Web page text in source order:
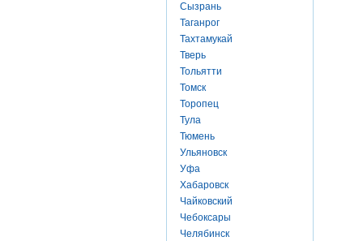
Сызрань
Таганрог
Тахтамукай
Тверь
Тольятти
Томск
Торопец
Тула
Тюмень
Ульяновск
Уфа
Хабаровск
Чайковский
Чебоксары
Челябинск